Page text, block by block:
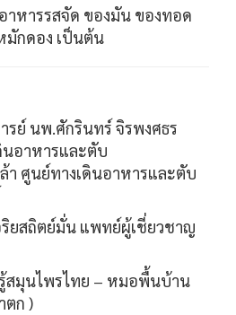
าหารรสจัด ของมัน ของทอด
มักดอง เป็นต้น
รย์ นพ.ศักรินทร์ จิรพงศธร
นอาหารและตับ
า ศูนย์ทางเดินอาหารและตับ
ยสถิตย์มั่น แพทย์ผู้เชี่ยวชาญ
สมุนไพรไทย – หมอพื้นบ้าน
ตก )